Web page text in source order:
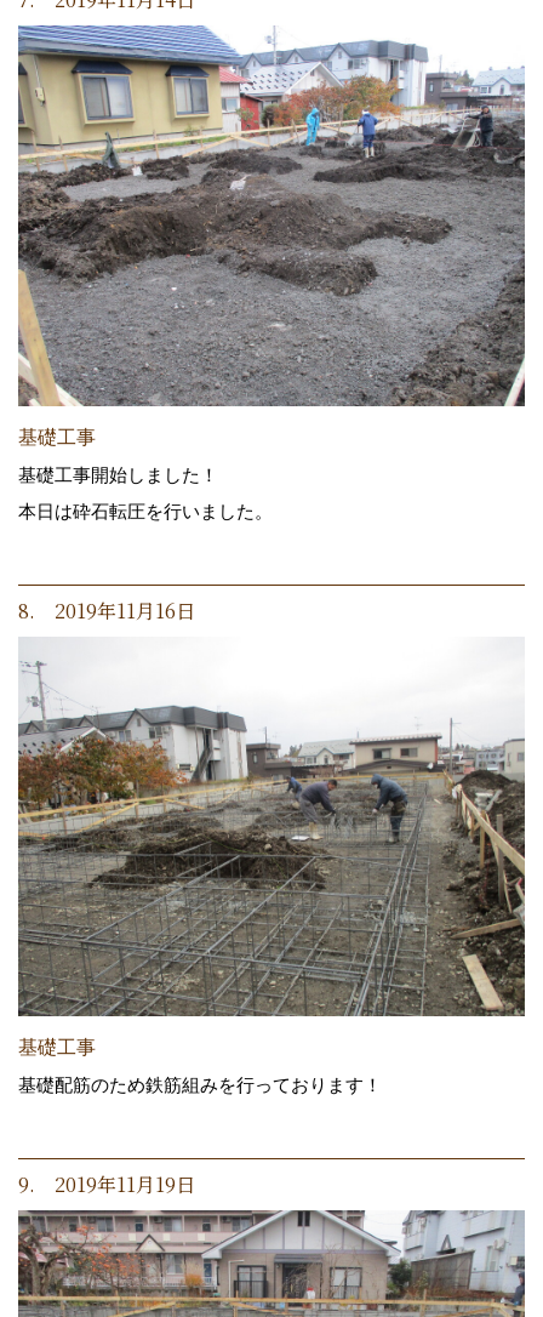
基礎工事
基礎工事開始しました！
本日は砕石転圧を行いました。
8. 2019年11月16日
基礎工事
基礎配筋のため鉄筋組みを行っております！
9. 2019年11月19日